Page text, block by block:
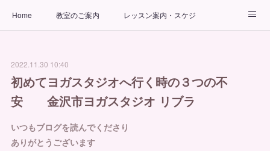
Home 教室のご案内 レッスン案内・スケジュール
お問い合わせ パーソナルヨガレッスン
2022.11.30 10:40
初めてヨガスタジオへ行く時の３つの不
安 金沢市ヨガスタジオ リブラ
いつもブログを読んでくださり
ありがとうございます